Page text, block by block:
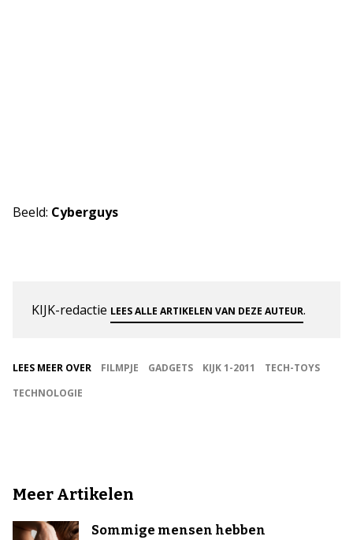
Beeld: Cyberguys
KIJK-redactie LEES ALLE ARTIKELEN VAN DEZE AUTEUR.
LEES MEER OVER FILMPJE GADGETS KIJK 1-2011
TECH-TOYS
TECHNOLOGIE
Meer Artikelen
Sommige mensen hebben